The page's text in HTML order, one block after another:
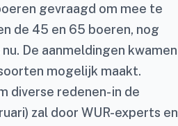
gevraagd om mee te
de 45 en 65 boeren, nog
De aanmeldingen kwamen
mogelijk maakt.
diverse redenen- in de
zal door WUR-experts en